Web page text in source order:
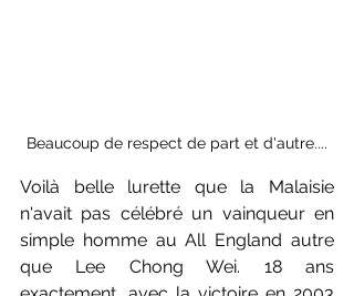
Beaucoup de respect de part et d'autre....
Voilà belle lurette que la Malaisie
n'avait pas célébré un vainqueur en
simple homme au All England autre
que Lee Chong Wei. 18 ans